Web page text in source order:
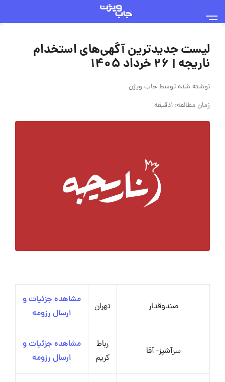
لیست جدیدترین آگهی‌های استخدام
ناریجه | ۲۶ خرداد ۱۴۰۵
نوشته شده توسطجاب ویژن
زمان مطالعه: 1دقیقه
صندوقدار تهران
مشاهده جزئیات و
ارسال رزومه
سرآشپز- آقا
رباط
کریم
مشاهده جزئیات و
ارسال رزومه